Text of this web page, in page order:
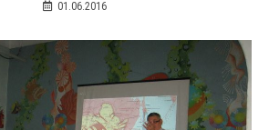
01.06.2016